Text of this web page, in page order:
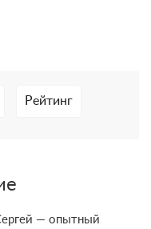
Рейтинг
— опытный